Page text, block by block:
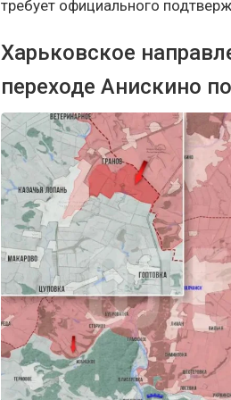
требует официального
Харьковское
переходе Анискино